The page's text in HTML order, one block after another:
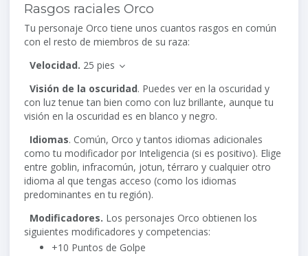
Rasgos raciales Orco
Tu personaje Orco tiene unos cuantos rasgos en común
con el resto de miembros de su raza:
Velocidad. 25 pies
Visión de la oscuridad. Puedes ver en la oscuridad y
con luz tenue tan bien como con luz brillante, aunque tu
visión en la oscuridad es en blanco y negro.
Idiomas. Común, Orco y tantos idiomas adicionales
como tu modificador por Inteligencia (si es positivo). Elige
entre goblin, infracomún, jotun, térraro y cualquier otro
idioma al que tengas acceso (como los idiomas
predominantes en tu región).
Modificadores. Los personajes Orco obtienen los
siguientes modificadores y competencias:
+10 Puntos de Golpe